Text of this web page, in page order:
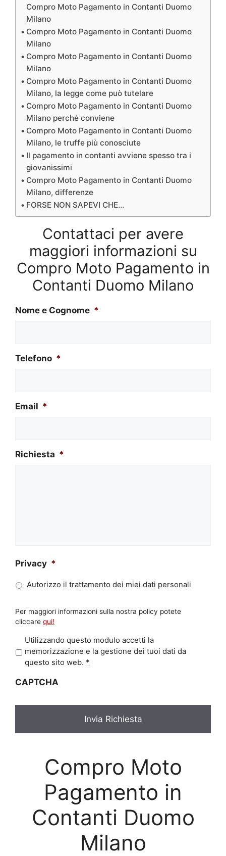
Compro Moto Pagamento in Contanti Duomo
Milano
Compro Moto Pagamento in Contanti Duomo
Milano
Compro Moto Pagamento in Contanti Duomo
Milano
Compro Moto Pagamento in Contanti Duomo
Milano, la legge come può tutelare
Compro Moto Pagamento in Contanti Duomo
Milano perché conviene
Compro Moto Pagamento in Contanti Duomo
Milano, le truffe più conosciute
Il pagamento in contanti avviene spesso tra i
giovanissimi
Compro Moto Pagamento in Contanti Duomo
Milano, differenze
FORSE NON SAPEVI CHE…
Contattaci per avere
maggiori informazioni su
Compro Moto Pagamento in
Contanti Duomo Milano
Nome e Cognome *
Telefono *
Email *
Richiesta *
Privacy *
Autorizzo il trattamento dei miei dati personali
Per maggiori informazioni sulla nostra policy potete
cliccare qui!
r
a
y
Utilizzando questo modulo accetti la
memorizzazione e la gestione dei tuoi dati da
questo sito web. *
CAPTCHA
Compro Moto
Pagamento in
Contanti Duomo
Milano